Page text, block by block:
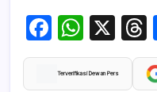
F
a
c
W
h
at
X
Terverifikasi Dewan Pers